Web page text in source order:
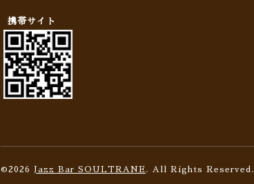
携帯サイト
©2026 Jazz Bar SOULTRANE . All Rights Reserved.